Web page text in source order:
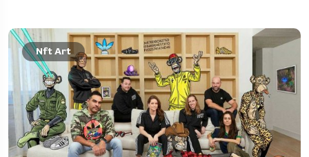
Nft Art